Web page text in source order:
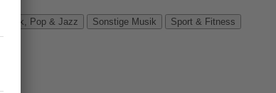
Rock, Pop & Jazz Sonstige Musik
Sport & Fitness